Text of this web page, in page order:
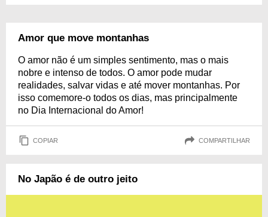
Amor que move montanhas
O amor não é um simples sentimento, mas o mais
nobre e intenso de todos. O amor pode mudar
realidades, salvar vidas e até mover montanhas. Por
isso comemore-o todos os dias, mas principalmente
no Dia Internacional do Amor!
COPIAR COMPARTILHAR
No Japão é de outro jeito